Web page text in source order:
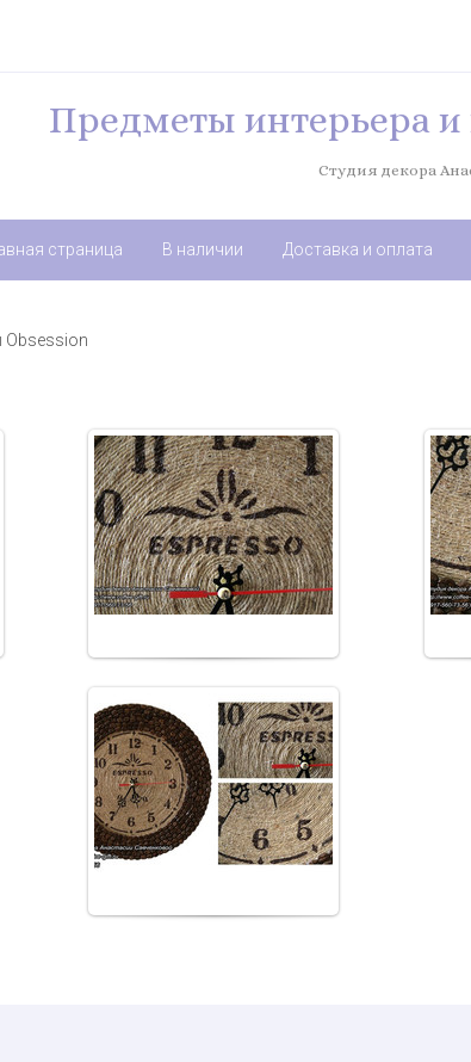
Предметы интерьера
Студия декора
страница В наличии Доставка и оплата
Obsession
20.09.2017
Часы из кофейных зерен ручной
работы
from_korolev
20.09.2017
Часы из кофейных зерен ручной
работы
from_korolev